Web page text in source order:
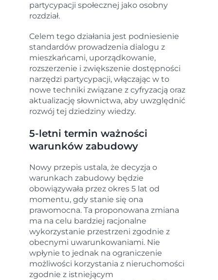
partycypacji społecznej jako osobny
rozdział.
Celem tego działania jest podniesienie
standardów prowadzenia dialogu z
mieszkańcami, uporządkowanie,
rozszerzenie i zwiększenie dostępności
narzędzi partycypacji, włączając w to
nowe techniki związane z cyfryzacją oraz
aktualizację słownictwa, aby uwzględnić
rozwój tej dziedziny wiedzy.
5-letni termin ważności
warunków zabudowy
Nowy przepis ustala, że decyzja o
warunkach zabudowy będzie
obowiązywała przez okres 5 lat od
momentu, gdy stanie się ona
prawomocna. Ta proponowana zmiana
ma na celu bardziej racjonalne
wykorzystanie przestrzeni zgodnie z
obecnymi uwarunkowaniami. Nie
wpłynie to jednak na ograniczenie
możliwości korzystania z nieruchomości
zgodnie z istniejącym